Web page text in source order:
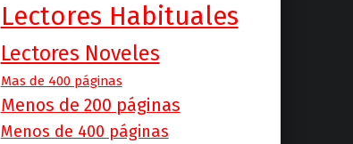
Lectores Habituales
Lectores Noveles
Mas de 400 páginas
Menos de 200 páginas
Menos de 400 páginas